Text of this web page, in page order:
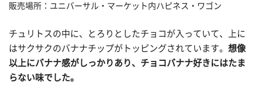
販売場所：ユニバーサル・マーケット内ハピネス・ワゴン
チュリトスの中に、とろりとしたチョコが入っていて、上に
はサクサクのバナナチップがトッピングされています。 想像
以上にバナナ感がしっかりあり、チョコバナナ好きにはたま
らない味でした。